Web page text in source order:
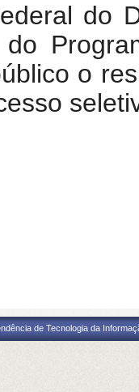
do
o
de Tecnologia da